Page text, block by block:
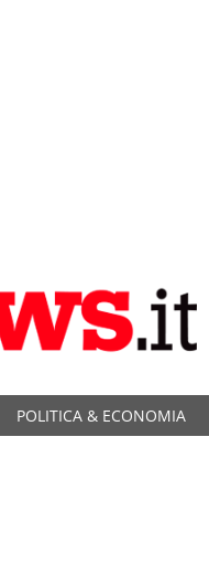
POLITICA & ECONOMIA